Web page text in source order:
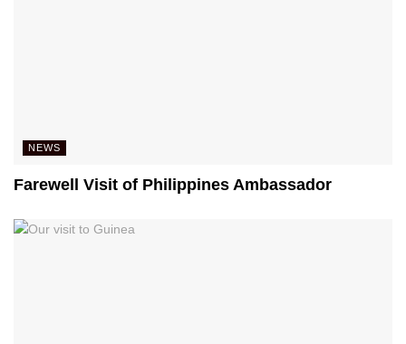
NEWS
Farewell Visit of Philippines Ambassador